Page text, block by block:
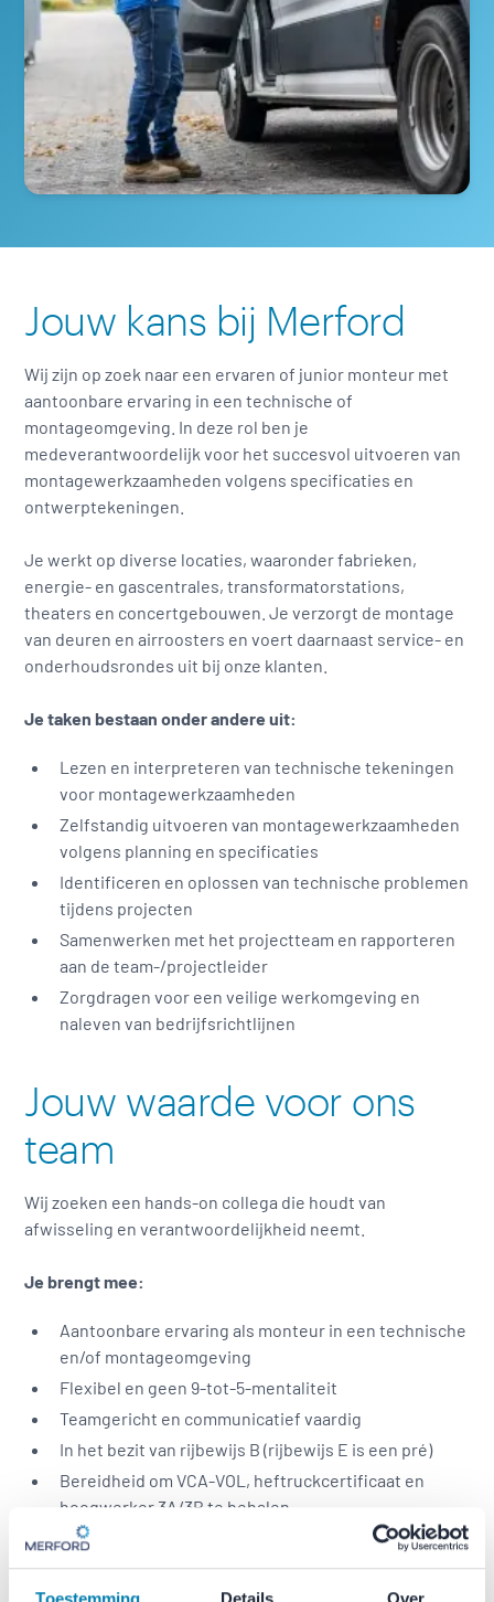
Jouw kans bij Merford
Wij zijn op zoek naar een ervaren of junior monteur met
aantoonbare ervaring in een technische of
montageomgeving. In deze rol ben je
medeverantwoordelijk voor het succesvol uitvoeren van
montagewerkzaamheden volgens specificaties en
ontwerptekeningen.
Je werkt op diverse locaties, waaronder fabrieken,
energie- en gascentrales, transformatorstations,
theaters en concertgebouwen. Je verzorgt de montage
van deuren en airroosters en voert daarnaast service- en
onderhoudsrondes uit bij onze klanten.
Je taken bestaan onder andere uit:
Lezen en interpreteren van technische tekeningen
voor montagewerkzaamheden
Zelfstandig uitvoeren van montagewerkzaamheden
volgens planning en specificaties
Identificeren en oplossen van technische problemen
tijdens projecten
Samenwerken met het projectteam en rapporteren
aan de team-/projectleider
Zorgdragen voor een veilige werkomgeving en
naleven van bedrijfsrichtlijnen
Jouw waarde voor ons
team
Wij zoeken een hands-on collega die houdt van
afwisseling en verantwoordelijkheid neemt.
Je brengt mee:
Aantoonbare ervaring als monteur in een technische
en/of montageomgeving
Flexibel en geen 9-tot-5-mentaliteit
Teamgericht en communicatief vaardig
In het bezit van rijbewijs B (rijbewijs E is een pré)
Bereidheid om VCA-VOL, heftruckcertificaat en
hoogwerker 3A/3B te behalen
Interesse om opleidingen en cursussen te volgen